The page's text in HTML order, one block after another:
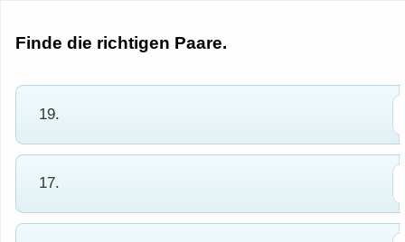
Finde die richtigen Paare.
19.
17.